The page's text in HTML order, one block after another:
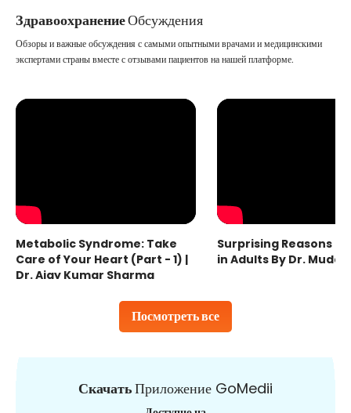
ЗдравоохранениеОбсуждения
Посмотреть все
Обзоры и важные обсуждения с самыми опытными врачами и медицинскими
экспертами страны вместе с отзывами пациентов на нашей платформе.
Metabolic Syndrome: Take
Care of Your Heart (Part - 1) |
Dr. Ajay Kumar Sharma
Surprising Reasons
in Adults By Dr.
СкачатьПриложение GoMedii